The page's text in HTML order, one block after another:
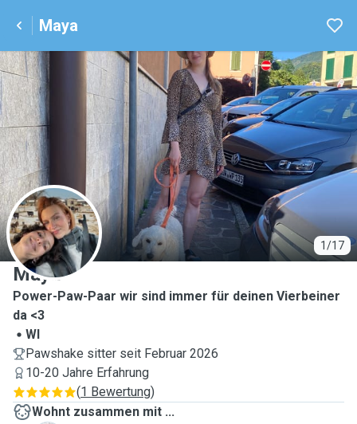
Maya
1/17
M
Maya
Power-Paw-Paar wir sind immer für deinen Vierbeiner
da <3
WI
Pawshake sitter seit Februar 2026
10-20 Jahre Erfahrung
(1 Bewertung)
Wohnt zusammen mit ...